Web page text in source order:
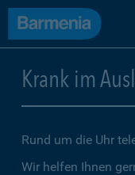
Krank im
Rund um die Uhr
Wir helfen Ihnen